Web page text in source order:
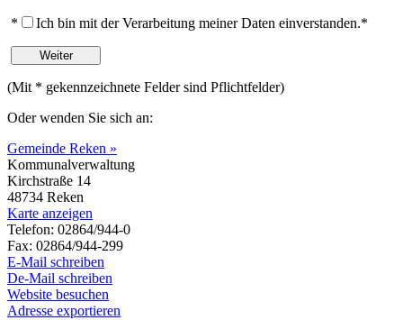
* Ich bin mit der Verarbeitung meiner Daten einverstanden.*
(Mit * gekennzeichnete Felder sind Pflichtfelder)
Oder wenden Sie sich an:
Gemeinde Reken »
Kommunalverwaltung
Kirchstraße 14
48734 Reken
Karte anzeigen
Telefon: 02864/944-0
Fax: 02864/944-299
E-Mail schreiben
De-Mail schreiben
Website besuchen
Adresse exportieren